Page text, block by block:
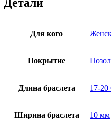
Детали
Для кого
Покрытие
Длина браслета 17-
Ширина браслета 10 мм